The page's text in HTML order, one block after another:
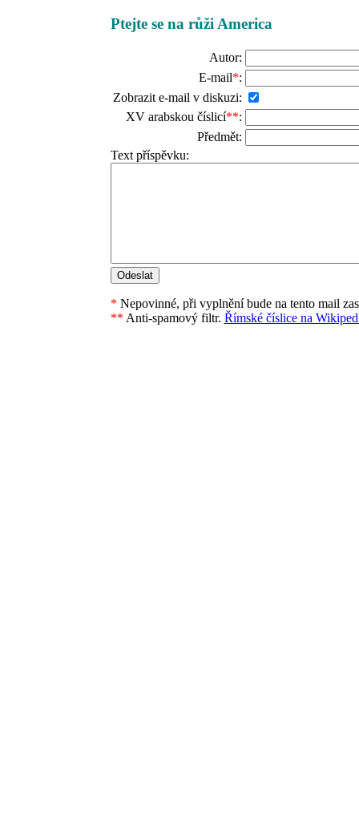
Ptejte se na růži America
Autor:
E-mail*:
Zobrazit e-mail v diskuzi:
XV arabskou číslicí**:
Předmět:
Text příspěvku:
* Nepovinné, při vyplnění bude na tento mail
** Anti-spamový filtr. Římské číslice na